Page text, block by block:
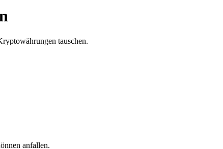
tauschen.
anfallen.